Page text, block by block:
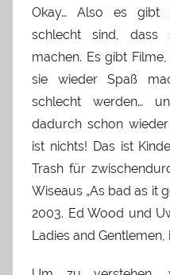
Okay… Also es gibt
schlecht sind, dass
machen. Es gibt
sie wieder Spaß
schlecht werden…
dadurch schon
ist nichts! Das ist
Trash für
Wiseaus „As bad as it
2003. Ed Wood und
Ladies and Gentlemen,